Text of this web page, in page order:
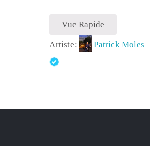
Vue Rapide
Artiste: Patrick Moles